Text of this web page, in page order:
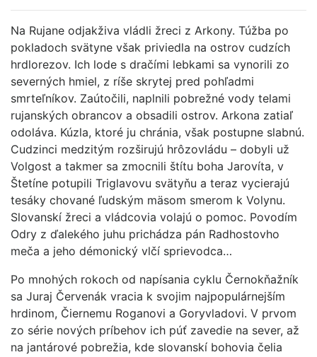
Na Rujane odjakživa vládli žreci z Arkony. Túžba po
pokladoch svätyne však priviedla na ostrov cudzích
hrdlorezov. Ich lode s dračími lebkami sa vynorili zo
severných hmiel, z ríše skrytej pred pohľadmi
smrteľníkov. Zaútočili, naplnili pobrežné vody telami
rujanských obrancov a obsadili ostrov. Arkona zatiaľ
odoláva. Kúzla, ktoré ju chránia, však postupne slabnú.
Cudzinci medzitým rozširujú hrôzovládu – dobyli už
Volgost a takmer sa zmocnili štítu boha Jarovíta, v
Štetíne potupili Triglavovu svätyňu a teraz vycierajú
tesáky chované ľudským mäsom smerom k Volynu.
Slovanskí žreci a vládcovia volajú o pomoc. Povodím
Odry z ďalekého juhu prichádza pán Radhostovho
meča a jeho démonický vlčí sprievodca…
Po mnohých rokoch od napísania cyklu Černokňažník
sa Juraj Červenák vracia k svojim najpopulárnejším
hrdinom, Čiernemu Roganovi a Goryvladovi. V prvom
zo série nových príbehov ich púť zavedie na sever, až
na jantárové pobrežia, kde slovanskí bohovia čelia